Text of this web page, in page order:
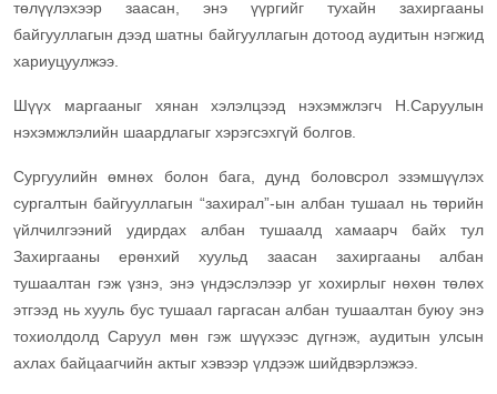
төлүүлэхээр заасан, энэ үүргийг тухайн захиргааны
байгууллагын дээд шатны байгууллагын дотоод аудитын нэгжид
хариуцуулжээ.
Шүүх маргааныг хянан хэлэлцээд нэхэмжлэгч Н.Саруулын
нэхэмжлэлийн шаардлагыг хэрэгсэхгүй болгов.
Сургуулийн өмнөх болон бага, дунд боловсрол эзэмшүүлэх
сургалтын байгууллагын “захирал”-ын албан тушаал нь төрийн
үйлчилгээний удирдах албан тушаалд хамаарч байх тул
Захиргааны ерөнхий хуульд заасан захиргааны албан
тушаалтан гэж үзнэ, энэ үндэслэлээр уг хохирлыг нөхөн төлөх
этгээд нь хууль бус тушаал гаргасан албан тушаалтан буюу энэ
тохиолдолд Саруул мөн гэж шүүхээс дүгнэж, аудитын улсын
ахлах байцаагчийн актыг хэвээр үлдээж шийдвэрлэжээ.